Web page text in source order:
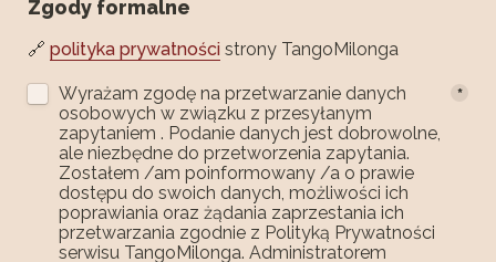
Zgody formalne
🔗 polityka prywatności strony TangoMilonga
Zgoda RODO
Wyrażam zgodę na przetwarzanie danych
osobowych w związku z przesyłanym
zapytaniem . Podanie danych jest dobrowolne,
ale niezbędne do przetworzenia zapytania.
Zostałem /am poinformowany /a o prawie
dostępu do swoich danych, możliwości ich
poprawiania oraz żądania zaprzestania ich
przetwarzania zgodnie z Polityką Prywatności
serwisu TangoMilonga. Administratorem
*